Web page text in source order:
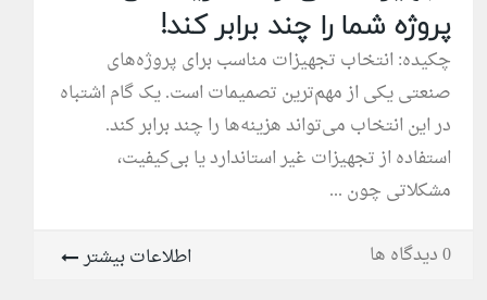
پروژه شما را چند برابر کند!
چکیده: انتخاب تجهیزات مناسب برای پروژه‌های
صنعتی یکی از مهم‌ترین تصمیمات است. یک گام اشتباه
در این انتخاب می‌تواند هزینه‌ها را چند برابر کند.
استفاده از تجهیزات غیر استاندارد یا بی‌کیفیت،
مشکلاتی چون ...
0 دیدگاه ها
اطلاعات بیشتر